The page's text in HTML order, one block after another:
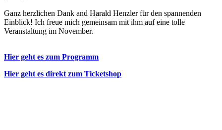
Ganz herzlichen Dank and Harald Henzler für den spannenden
Einblick! Ich freue mich gemeinsam mit ihm auf eine tolle
Veranstaltung im November.
Hier geht es zum Programm
Hier geht es direkt zum Ticketshop